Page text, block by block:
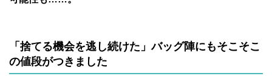
「捨てる機会を逃し続けた」バッグ陣にもそこそこ
の値段がつきました